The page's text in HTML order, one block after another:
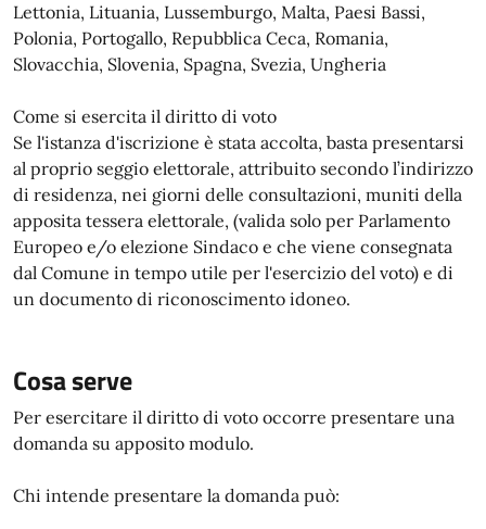
Lettonia, Lituania, Lussemburgo, Malta, Paesi Bassi,
Polonia, Portogallo, Repubblica Ceca, Romania,
Slovacchia, Slovenia, Spagna, Svezia, Ungheria
Come si esercita il diritto di voto
Se l'istanza d'iscrizione è stata accolta, basta presentarsi
al proprio seggio elettorale, attribuito secondo l’indirizzo
di residenza, nei giorni delle consultazioni, muniti della
apposita tessera elettorale, (valida solo per Parlamento
Europeo e/o elezione Sindaco e che viene consegnata
dal Comune in tempo utile per l'esercizio del voto) e di
un documento di riconoscimento idoneo.
Cosa serve
Per esercitare il diritto di voto occorre presentare una
domanda su apposito modulo.
Chi intende presentare la domanda può: